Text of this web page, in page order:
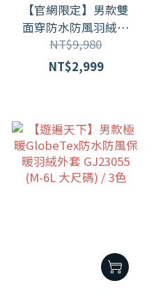
【官網限定】男款雙
面穿防水防風羽絨外
套(M-5L大尺碼)
GJ23023
NT$9,980
NT$2,999